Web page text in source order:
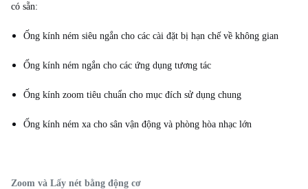
có sẵn:
Ống kính ném siêu ngắn cho các cài đặt bị hạn chế về không gian
Ống kính ném ngắn cho các ứng dụng tương tác
Ống kính zoom tiêu chuẩn cho mục đích sử dụng chung
Ống kính ném xa cho sân vận động và phòng hòa nhạc lớn
Zoom và Lấy nét bằng động cơ